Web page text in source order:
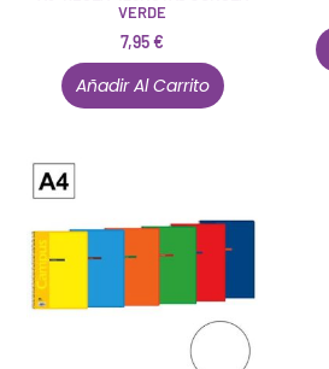
VERDE
7,95€
Añadir Al Carrito